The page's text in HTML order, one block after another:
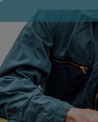
Als
gebied van een
zijn in